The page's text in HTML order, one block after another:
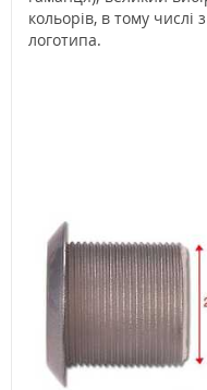
кольорів, в тому
логотипа.